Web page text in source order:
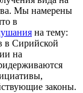
Мы намерены
в
на тему:
в Сирийской
на
законы.